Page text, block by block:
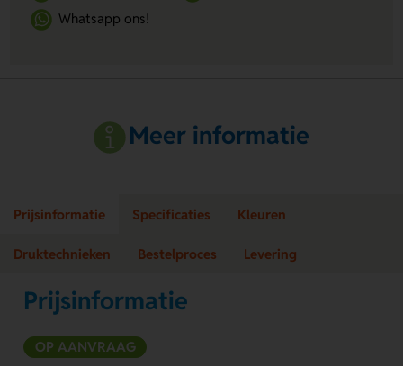
Whatsapp ons!
Meer informatie
Prijsinformatie Specificaties Kleuren
Druktechnieken Bestelproces Levering
Prijsinformatie
OP AANVRAAG